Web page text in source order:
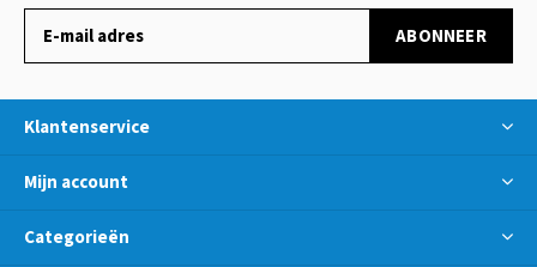
ABONNEER
Klantenservice
Mijn account
Categorieën